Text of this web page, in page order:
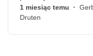
1 miesiąc temu ·
Druten